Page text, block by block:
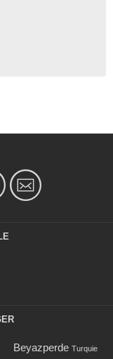
Beyazperde Turquie